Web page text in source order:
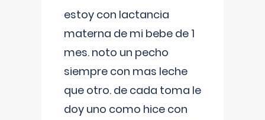
estoy con lactancia
materna de mi bebe de 1
mes. noto un pecho
siempre con mas leche
que otro. de cada toma le
doy uno como hice con